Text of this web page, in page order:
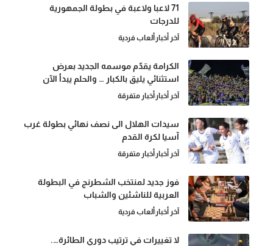
71 لاعبا ولاعبة في بطولة الجمهورية
للدرجات
آخر أخبارألعاب فردية
الكرامة يقدّم موسمه الجديد بعرض
استثنائي يليق بالكبار … والحلم يبدأ الآن
آخر أخبارأخبار متفرقة
سيدات الهلال الى نصف نهائي بطولة غرب
آسيا لكرة القدم
آخر أخبارأخبار متفرقة
فوز جديد لمنتخب الشطرنج في البطولة
العربية للناشئين والشباب
آخر أخبارألعاب فردية
لا تغييرات في ترتيب دوري الطائرة….